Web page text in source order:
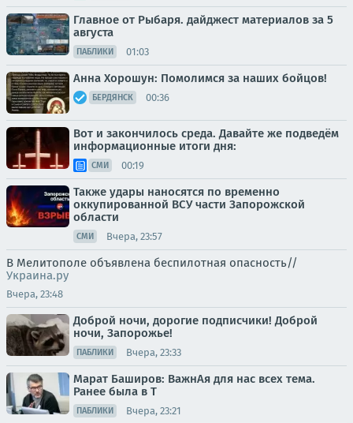
Главное от Рыбаря. дайджест материалов за 5
августа
ПАБЛИКИ 01:03
Анна Хорошун: Помолимся за наших бойцов!
БЕРДЯНСК 00:36
Вот и закончилось среда. Давайте же подведём
информационные итоги дня:
СМИ 00:19
Также удары наносятся по временно
оккупированной ВСУ части Запорожской
области
СМИ Вчера, 23:57
В Мелитополе объявлена беспилотная опасность//
Украина.ру
Вчера, 23:48
Доброй ночи, дорогие подписчики! Доброй
ночи, Запорожье!
ПАБЛИКИ Вчера, 23:33
Марат Баширов: ВажнАя для нас всех тема.
Ранее была в Т
ПАБЛИКИ Вчера, 23:21